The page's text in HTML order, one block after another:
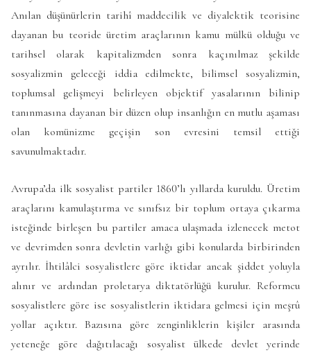
Anılan düşünürlerin tarihî maddecilik ve diyalektik teorisine
dayanan bu teoride üretim araçlarının kamu mülkü olduğu ve
tarihsel olarak kapitalizmden sonra kaçınılmaz şekilde
sosyalizmin geleceği iddia edilmekte, bilimsel sosyalizmin,
toplumsal gelişmeyi belirleyen objektif yasalarının bilinip
tanınmasına dayanan bir düzen olup insanlığın en mutlu aşaması
olan komünizme geçişin son evresini temsil ettiği
savunulmaktadır.
Avrupa’da ilk sosyalist partiler 1860’lı yıllarda kuruldu. Üretim
araçlarını kamulaştırma ve sınıfsız bir toplum ortaya çıkarma
isteğinde birleşen bu partiler amaca ulaşmada izlenecek metot
ve devrimden sonra devletin varlığı gibi konularda birbirinden
ayrılır. İhtilâlci sosyalistlere göre iktidar ancak şiddet yoluyla
alınır ve ardından proletarya diktatörlüğü kurulur. Reformcu
sosyalistlere göre ise sosyalistlerin iktidara gelmesi için meşrû
yollar açıktır. Bazısına göre zenginliklerin kişiler arasında
yeteneğe göre dağıtılacağı sosyalist ülkede devlet yerinde